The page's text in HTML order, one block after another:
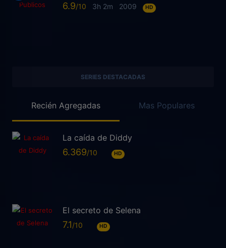
6.9 3h 2m 2009 HD
SERIES DESTACADAS
Recién Agregadas Mas Populares
La caída de Diddy
6.369 HD
El secreto de Selena
7.1 HD